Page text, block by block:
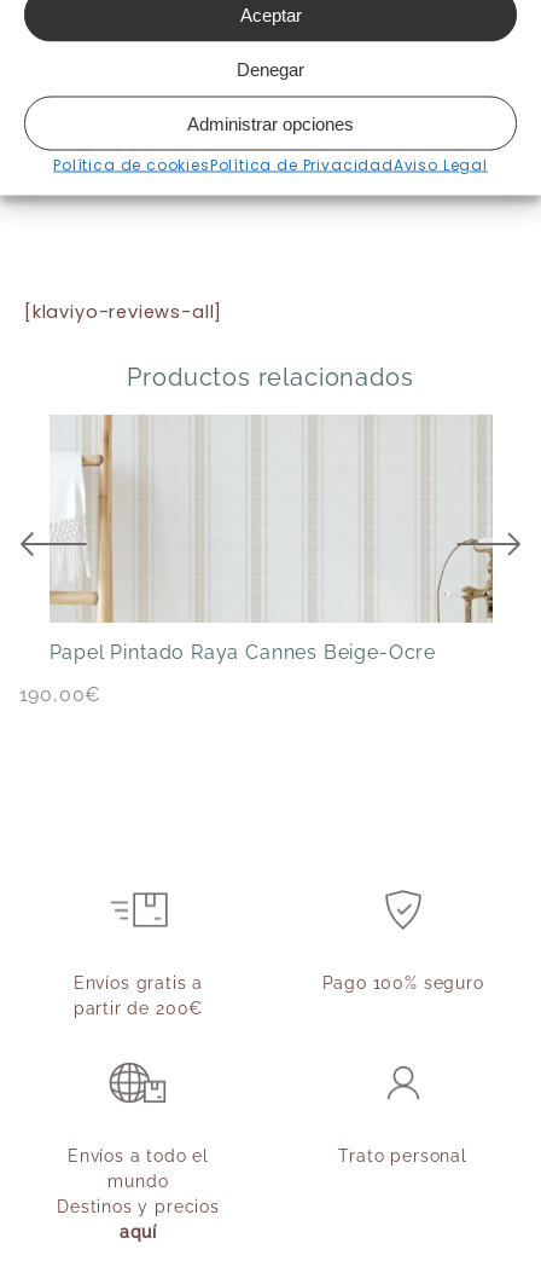
Aceptar
Denegar
Administrar opciones
Política de cookiesPolítica de PrivacidadAviso Legal
[klaviyo-reviews-all]
Productos relacionados
Papel Pintado Raya Cannes Beige-Ocre
190,00€
Envíos gratis a
partir de 200€
Pago 100% seguro
Envíos a todo el
mundo
Destinos y precios
aquí
Trato personal